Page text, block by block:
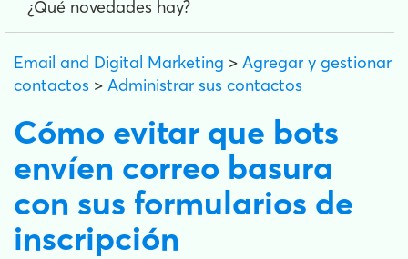
¿Qué novedades hay?
Email and Digital Marketing > Agregar y gestionar
contactos > Administrar sus contactos
Cómo evitar que bots
envíen correo basura
con sus formularios de
inscripción